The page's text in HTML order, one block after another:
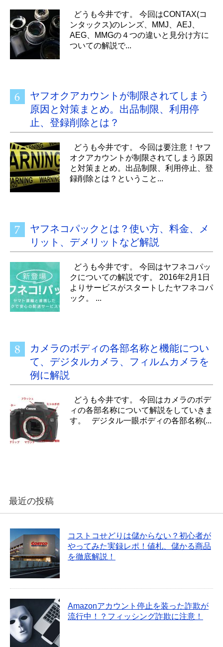
どうも今井です。 今回はCONTAX(コ
ンタックス)のレンズ、MMJ、AEJ、
AEG、MMGの４つの違いと見分け方に
ついての解説で...
ヤフオクアカウントが制限されてしまう
原因と対策まとめ。出品制限、利用停
止、登録削除とは？
どうも今井です。 今回は要注意！ヤフ
オクアカウントが制限されてしまう原因
と対策まとめ。出品制限、利用停止、登
録削除とは？ということ...
ヤフネコパックとは？使い方、料金、メ
リット、デメリットなど解説
どうも今井です。 今回はヤフネコパッ
クについての解説です。 2016年2月1日
よりサービスがスタートしたヤフネコパ
ック。 ...
カメラのボディの各部名称と機能につい
て、デジタルカメラ、フィルムカメラを
例に解説
どうも今井です。 今回はカメラのボデ
ィの各部名称について解説をしていきま
す。 デジタル一眼ボディの各部名称(...
最近の投稿
コストコせどりは儲からない？初心者が
やってみた実録レポ！値札、儲かる商品
を徹底解説！
Amazonアカウント停止を装った詐欺が
流行中！？フィッシング詐欺に注意！